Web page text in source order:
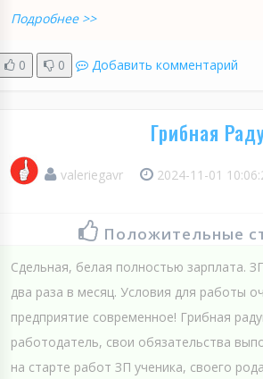
Подробнее >>
0 0 Добавить комментарий
Грибная
valeriegavr 2024-11-01
Положительные
Сдельная, белая полностью зарплата.
два раза в месяц. Условия для работы
предприятие современное! Грибная
работодатель, свои обязательства
на старте работ ЗП ученика, своего